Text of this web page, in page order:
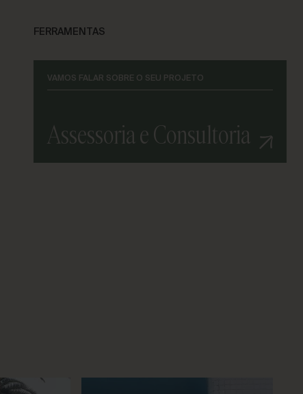
FERRAMENTAS
VAMOS FALAR SOBRE O SEU PROJETO
Assessoria e Consultoria